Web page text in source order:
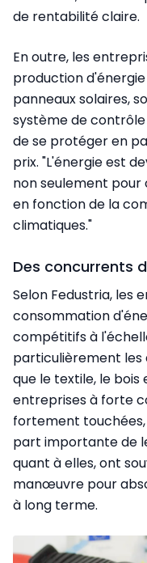
de rentabilité claire.
En outre, les
production
panneaux solaires,
système de
de se protéger en
prix. "L'énergie est
non seulement pour
en fonction de la
climatiques."
Des concurrents
Selon Fedustria, les
consommation
compétitifs à
particulièrement les
que le textile, le
entreprises à forte
fortement
part importante de
quant à elles, ont
manœuvre pour
à long terme.